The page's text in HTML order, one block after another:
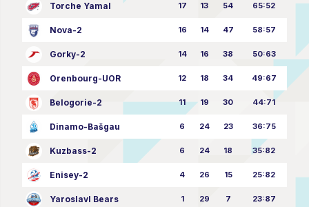
Torche Yamal 17 13 54 65:52
Nova-2 16 14 47 58:57
Gorky-2 14 16 38 50:63
Orenbourg-UOR 12 18 34 49:67
Belogorie-2 11 19 30 44:71
Dinamo-Bašgau 6 24 23 36:75
Kuzbass-2 6 24 18 35:82
Enisey-2 4 26 15 25:82
Yaroslavl Bears 1 29 7 23:87